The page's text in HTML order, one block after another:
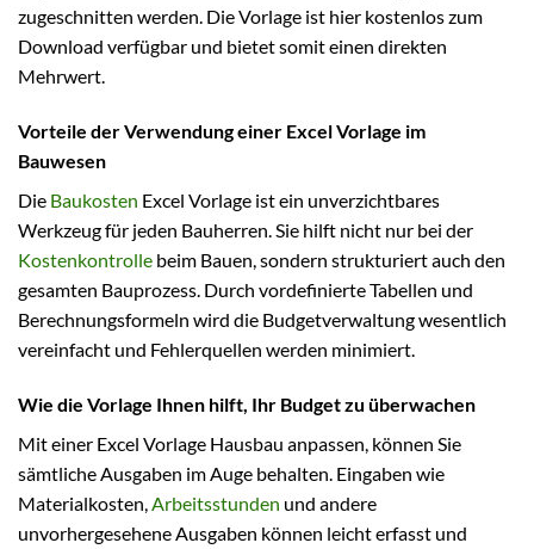
zugeschnitten werden. Die Vorlage ist hier kostenlos zum
Download verfügbar und bietet somit einen direkten
Mehrwert.
Vorteile der Verwendung einer Excel Vorlage im
Bauwesen
Die Baukosten Excel Vorlage ist ein unverzichtbares
Werkzeug für jeden Bauherren. Sie hilft nicht nur bei der
Kostenkontrolle beim Bauen, sondern strukturiert auch den
gesamten Bauprozess. Durch vordefinierte Tabellen und
Berechnungsformeln wird die Budgetverwaltung wesentlich
vereinfacht und Fehlerquellen werden minimiert.
Wie die Vorlage Ihnen hilft, Ihr Budget zu überwachen
Mit einer Excel Vorlage Hausbau anpassen, können Sie
sämtliche Ausgaben im Auge behalten. Eingaben wie
Materialkosten,Arbeitsstunden und andere
unvorhergesehene Ausgaben können leicht erfasst und